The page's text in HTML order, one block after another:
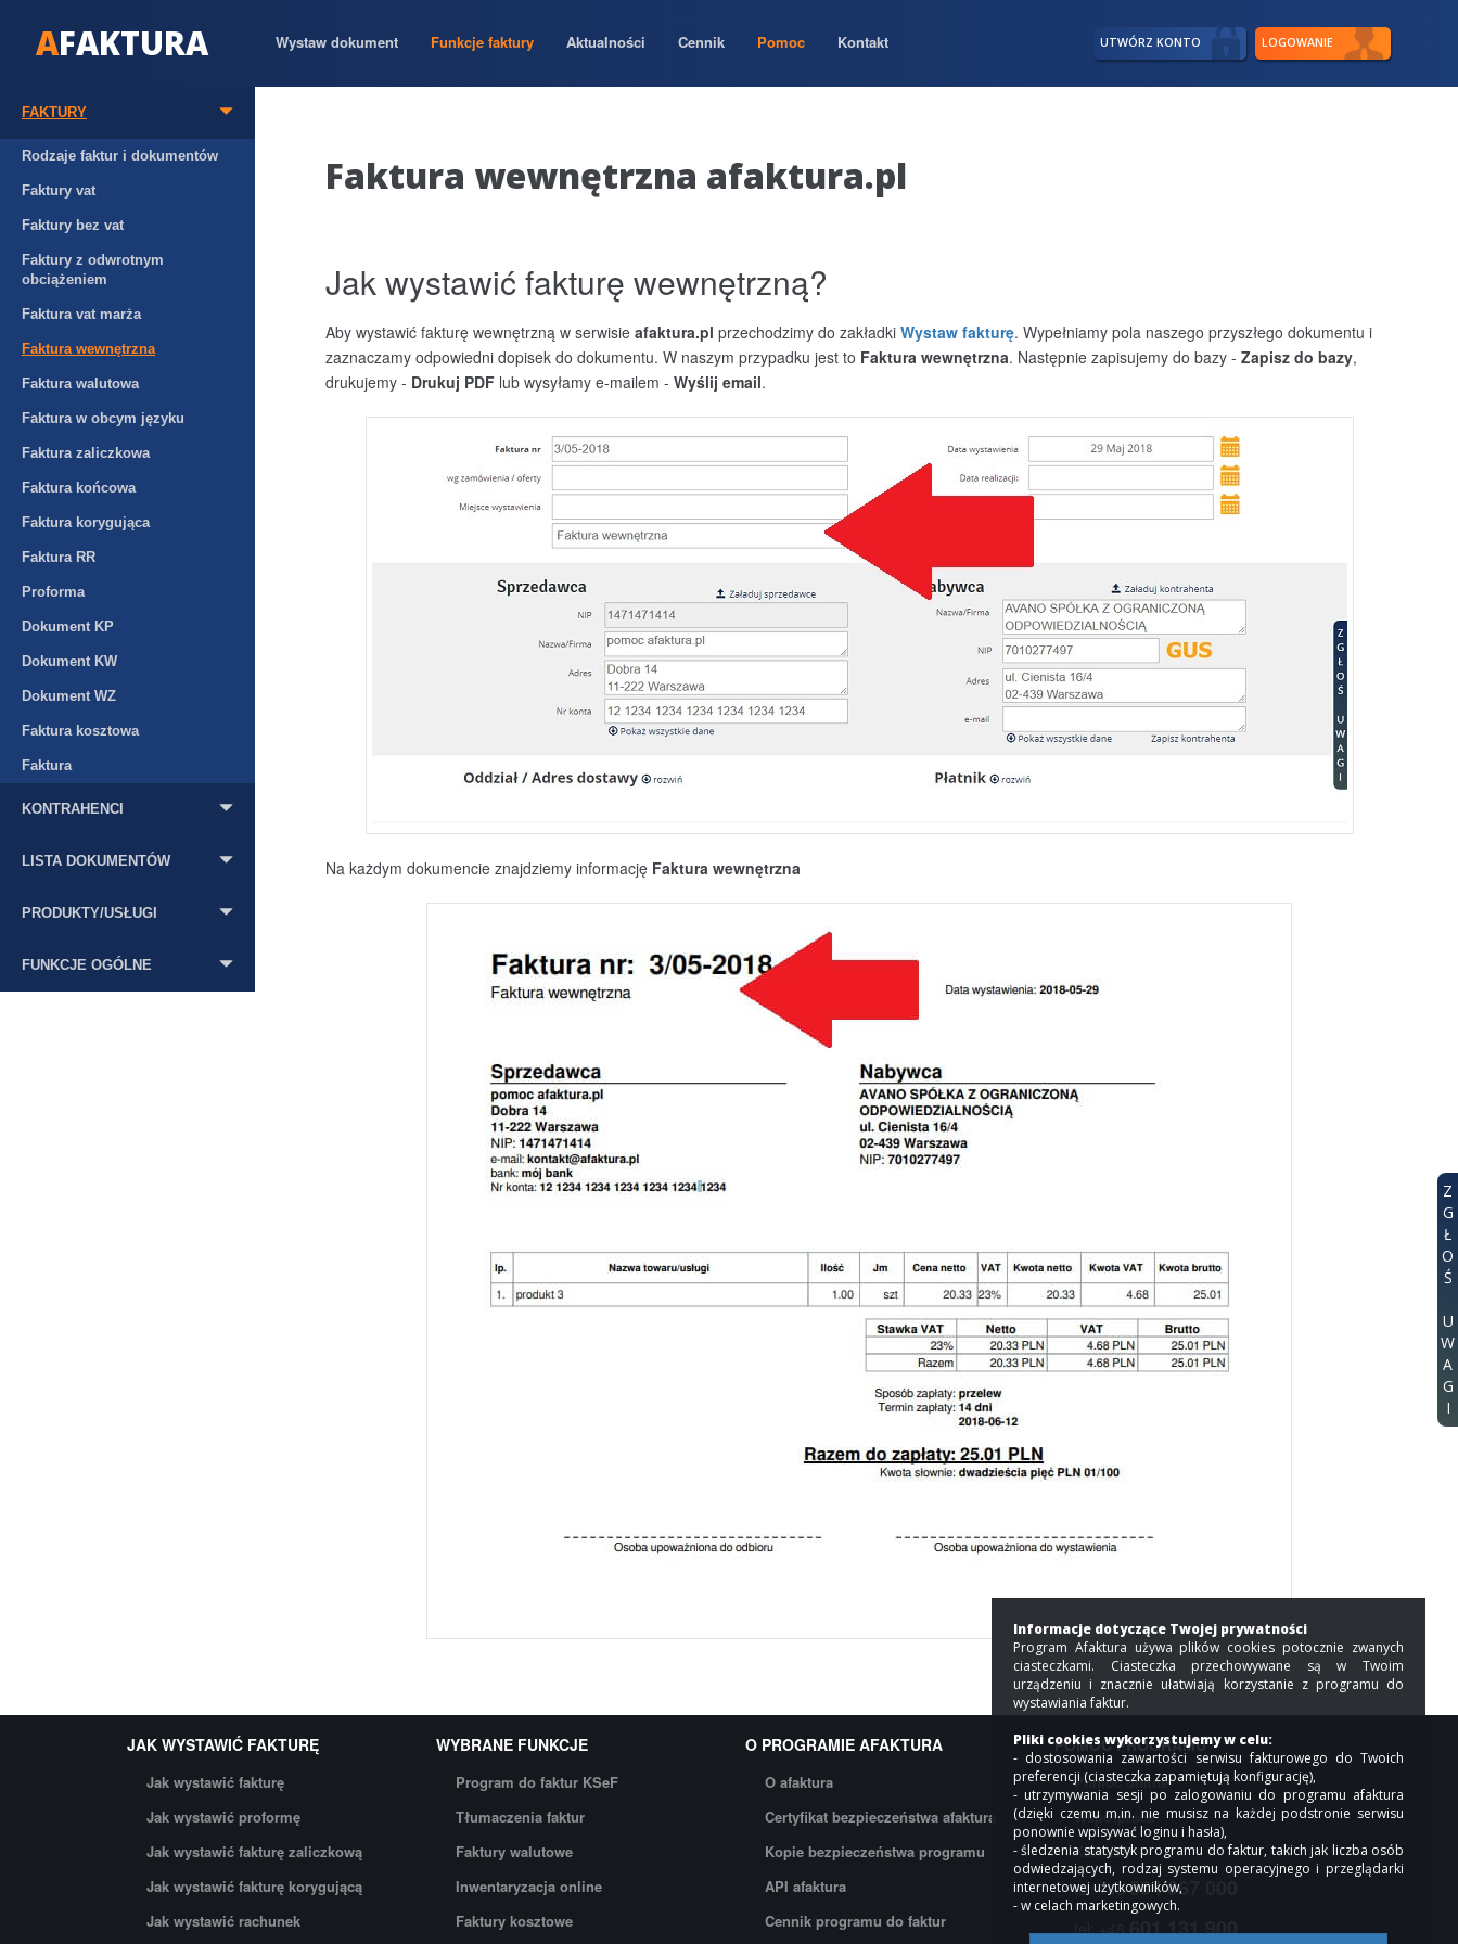
Z
G
Ł
O
Ś
U
W
A
G
I
AFAKTURA Wystaw dokument Funkcje faktury Aktualności Cennik Pomoc Kontakt UTWÓRZ KONTO LOGOWANIE
FAKTURY
Rodzaje faktur i dokumentów
Faktury vat
Faktury bez vat
Faktury z odwrotnym
obciążeniem
Faktura vat marża
Faktura wewnętrzna
Faktura walutowa
Faktura w obcym języku
Faktura zaliczkowa
Faktura końcowa
Faktura korygująca
Faktura RR
Proforma
Dokument KP
Dokument KW
Dokument WZ
Faktura kosztowa
Faktura
KONTRAHENCI
LISTA DOKUMENTÓW
PRODUKTY/USŁUGI
FUNKCJE OGÓLNE
Faktura wewnętrzna afaktura.pl
Jak wystawić fakturę wewnętrzną?
Aby wystawić fakturę wewnętrzną w serwisie afaktura.pl przechodzimy do zakładki Wystaw fakturę. Wypełniamy pola naszego przyszłego dokumentu i
zaznaczamy odpowiedni dopisek do dokumentu. W naszym przypadku jest to Faktura wewnętrzna. Następnie zapisujemy do bazy - Zapisz do bazy,
drukujemy - Drukuj PDF lub wysyłamy e-mailem - Wyślij email.
Na każdym dokumencie znajdziemy informację Faktura wewnętrzna
JAK WYSTAWIĆ FAKTURĘ
Jak wystawić fakturę
Jak wystawić proformę
Jak wystawić fakturę zaliczkową
Jak wystawić fakturę korygującą
Jak wystawić rachunek
WYBRANE FUNKCJE
Program do faktur KSeF
Tłumaczenia faktur
Faktury walutowe
Inwentaryzacja online
Faktury kosztowe
O PROGRAMIE AFAKTURA
O afaktura
Certyfikat bezpieczeństwa afaktura
Kopie bezpieczeństwa programu
API afaktura
Cennik programu do faktur
POMOC PROGRAMU
Pomoc online
Współpraca
Kontakt
tel: +48504 667 000
tel: +48601 131 900
Informacje dotyczące Twojej prywatności
Program Afaktura używa plików cookies potocznie zwanych
ciasteczkami. Ciasteczka przechowywane są w Twoim
urządzeniu i znacznie ułatwiają korzystanie z programu do
wystawiania faktur.
Pliki cookies wykorzystujemy w celu:
- dostosowania zawartości serwisu fakturowego do Twoich
preferencji (ciasteczka zapamiętują konfigurację),
- utrzymywania sesji po zalogowaniu do programu afaktura
(dzięki czemu m.in. nie musisz na każdej podstronie serwisu
ponownie wpisywać loginu i hasła),
- śledzenia statystyk programu do faktur, takich jak liczba osób
odwiedzających, rodzaj systemu operacyjnego i przeglądarki
internetowej użytkowników,
- w celach marketingowych.